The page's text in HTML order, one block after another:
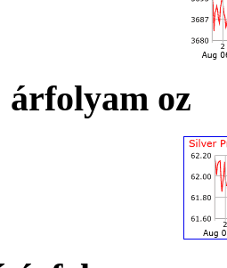
árfolyam oz